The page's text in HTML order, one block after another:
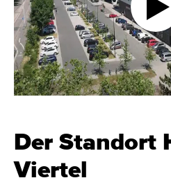
Der Stand­ort
Viertel